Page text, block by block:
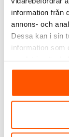
information från
annons- och
Dessa kan i sin
information som
Namron
899,00 kr